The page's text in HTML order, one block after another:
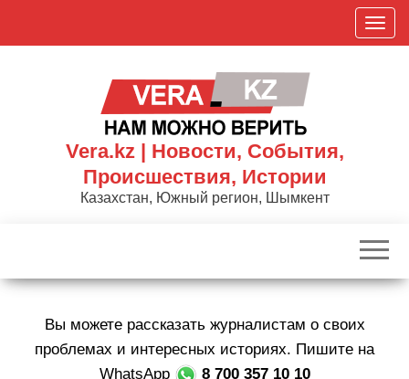
П
о
к
р
Vera.kz | Новости, События,
Происшествия, Истории
Казахстан, Южный регион, Шымкент
Вы можете рассказать журналистам о своих
проблемах и интересных историях. Пишите на
WhatsApp
8 700 357 10 10